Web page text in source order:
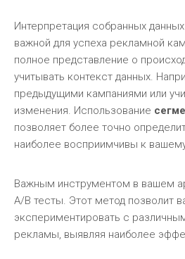
Интерпретация собранных
важной для успеха рекламной
полное представление о
учитывать контекст данных.
предыдущими кампаниями или
изменения. Использование
позволяет более точно
наиболее восприимчивы к
Важным инструментом в вашем
A/B тесты. Этот метод позволит
экспериментировать с
рекламы, выявляя наиболее